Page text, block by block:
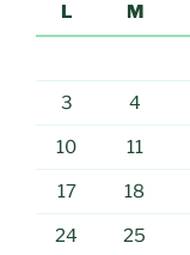
L
M
3 4
10 11
17 18
24 25